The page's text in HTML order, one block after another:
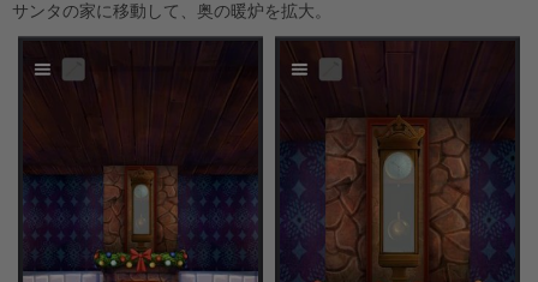
サンタの家に移動して、奥の暖炉を拡大。